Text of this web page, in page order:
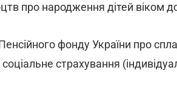
про народження дітей віком
фонду України про
страхування